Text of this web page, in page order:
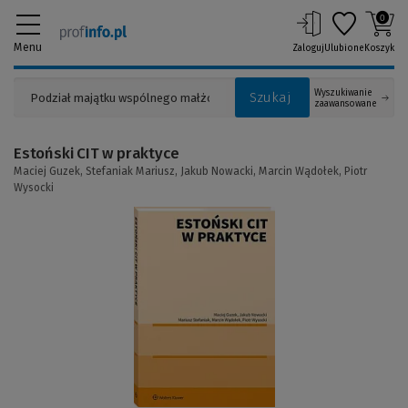
Menu
Szukaj
Wyszukiwanie
zaawansowane
ZalogujUlubione
0
Koszyk
Estoński CIT w praktyce
Maciej Guzek, Stefaniak Mariusz, Jakub Nowacki, Marcin Wądołek, Piotr
Wysocki